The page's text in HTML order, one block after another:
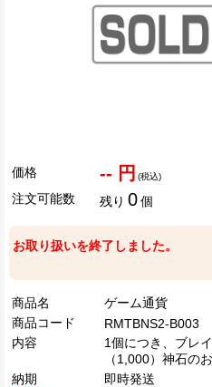
価格 -- 円 (税込)
注文可能数 残り 0個
お取り扱いを終了しました。
商品名
ゲーム通貨
商品コード
RMTBNS2-B003
内容
1個につき、ブレ
（1,000）神石の
納期
即時発送